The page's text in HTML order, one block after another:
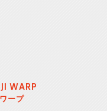
WARP
ープ